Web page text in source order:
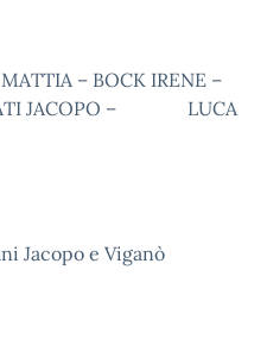
– BOCK IRENE –
JACOPO – LUCA
Jacopo e Viganò